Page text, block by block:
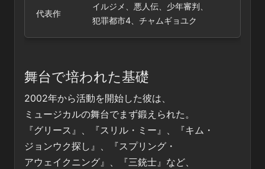
代表作
イルジメ、悪人伝、少年審判、
犯罪都市4、チャムギョユク
舞台で培われた基礎
2002年から活動を開始した彼は、
ミュージカルの舞台でまず鍛えられた。
『グリース』、『スリル・ミー』、『キム・
ジョンウク探し』、『スプリング・
アウェイクニング』、『三銃士』など、